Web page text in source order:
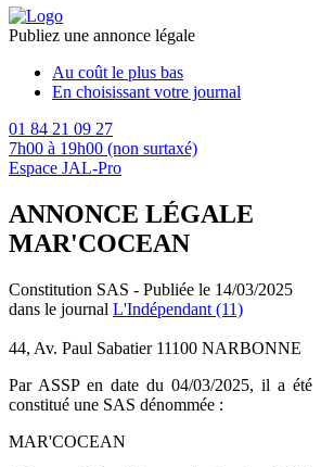
Publiez une annonce légale
Au coût le plus bas
En choisissant votre journal
01 84 21 09 27
7h00 à 19h00 (non surtaxé)
Espace JAL-Pro
ANNONCE LÉGALE
MAR'COCEAN
Constitution SAS - Publiée le 14/03/2025
dans le journal L'Indépendant (11)
44, Av. Paul Sabatier 11100 NARBONNE
Par ASSP en date du 04/03/2025, il a été
constitué une SAS dénommée :
MAR'COCEAN